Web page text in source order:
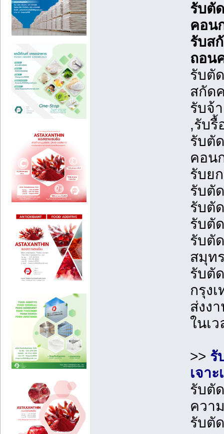
รับตั
คอน
รับส
ถอน
รับตั
สกัด
รับจ้
,รับ
รับตั
คอน
รับย
รับตั
รับตั
รับตั
รับตั
สมุท
รับตั
กรุง
ส่งง
ในเ
>> รั
เจา
รับตั
ควา
รับตั